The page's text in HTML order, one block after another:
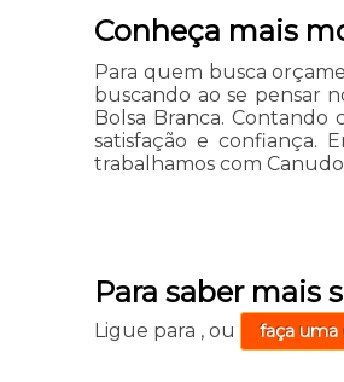
Conheça mais
Para quem busca
buscando ao se pensar
Bolsa Branca.
satisfação e confiança.
trabalhamos com
Para saber mais
Ligue para ,ou faça uma